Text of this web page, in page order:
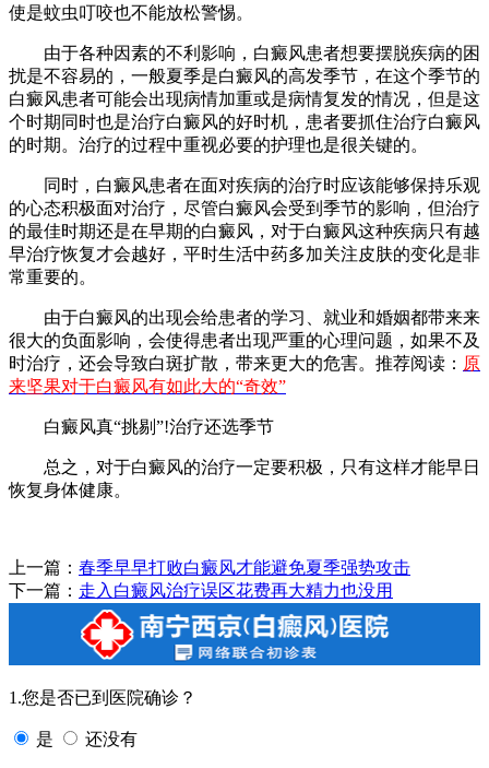
使是蚊虫叮咬也不能放松警惕。
由于各种因素的不利影响，白癜风患者想要摆脱疾病的困
扰是不容易的，一般夏季是白癜风的高发季节，在这个季节的
白癜风患者可能会出现病情加重或是病情复发的情况，但是这
个时期同时也是治疗白癜风的好时机，患者要抓住治疗白癜风
的时期。治疗的过程中重视必要的护理也是很关键的。
同时，白癜风患者在面对疾病的治疗时应该能够保持乐观
的心态积极面对治疗，尽管白癜风会受到季节的影响，但治疗
的最佳时期还是在早期的白癜风，对于白癜风这种疾病只有越
早治疗恢复才会越好，平时生活中药多加关注皮肤的变化是非
常重要的。
由于白癜风的出现会给患者的学习、就业和婚姻都带来来
很大的负面影响，会使得患者出现严重的心理问题，如果不及
时治疗，还会导致白斑扩散，带来更大的危害。推荐阅读： 原
来坚果对于白癜风有如此大的“奇效”
白癜风真“挑剔”!治疗还选季节
总之，对于白癜风的治疗一定要积极，只有这样才能早日
恢复身体健康。
上一篇： 春季早早打败白癜风才能避免夏季强势攻击
下一篇： 走入白癜风治疗误区花费再大精力也没用
1.您是否已到医院确诊？
是 还没有